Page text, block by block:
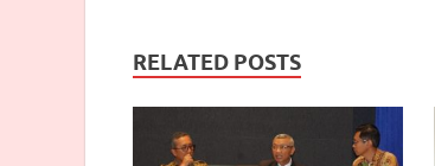
RELATED POSTS